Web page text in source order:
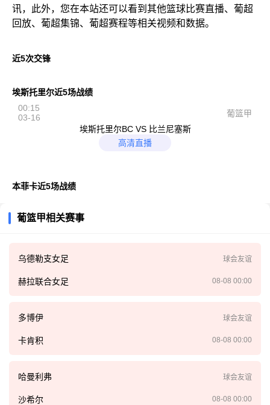
讯，此外，您在本站还可以看到其他篮球比赛直播、葡超
回放、葡超集锦、葡超赛程等相关视频和数据。
近5次交锋
埃斯托里尔近5场战绩
00:15
03-16
葡篮甲
埃斯托里尔BC VS 比兰尼塞斯
高清直播
本菲卡近5场战绩
葡篮甲相关赛事
乌德勒支女足 球会友谊
赫拉联合女足 08-08 00:00
多博伊 球会友谊
卡肯积 08-08 00:00
哈曼利弗 球会友谊
沙希尔 08-08 00:00